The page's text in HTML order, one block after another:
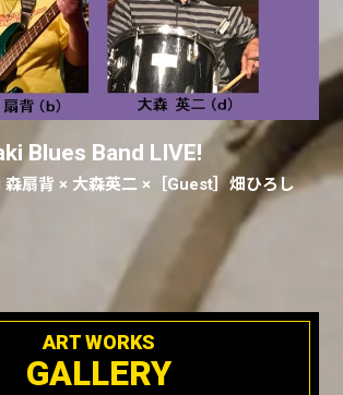
Blues Band LIVE!
扇背 × 大森英二 ×［Guest］畑ひろし
ART WORKS
GALLERY